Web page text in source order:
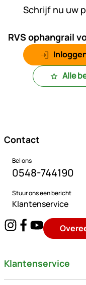
Schrijf nu uw
RVS ophangrail
Alle
Contact
Bel ons
0548-744190
Stuur ons een bericht
Klantenservice
Klantenservice